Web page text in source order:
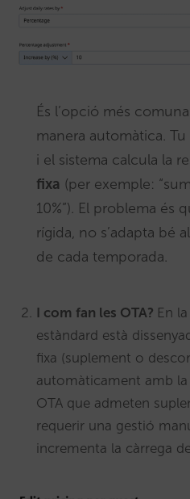
És l’opció més
manera automàtica.
i el sistema calcula la
fixa (per exemple:
10%”). El problema és
rígida, no s’adapta bé
de cada temporada.
I com fan les OTA? En
estàndard està
fixa (suplement o
automàticament amb
OTA que admeten
requerir una gestió
incrementa la càrrega